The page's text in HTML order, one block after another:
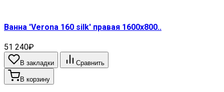
Ванна 'Verona 160 silk' правая 1600х800..
51 240₽
В закладки Сравнить
В корзину